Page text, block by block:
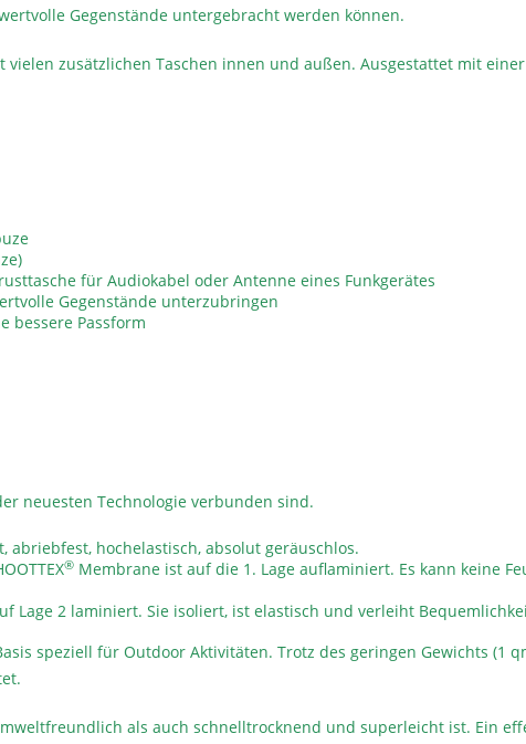
Gegenstände untergebracht werden können.
vielen zusätzlichen Taschen innen und außen. Ausgestattet mit
für Audiokabel oder Antenne eines Funkgerätes
Gegenstände unterzubringen
bessere Passform
neuesten Technologie verbunden sind.
abriebfest, hochelastisch, absolut geräuschlos.
® Membrane ist auf die 1. Lage auflaminiert. Es kann keine
Lage 2 laminiert. Sie isoliert, ist elastisch und verleiht
speziell für Outdoor Aktivitäten. Trotz des geringen Gewichts (1
als auch schnelltrocknend und superleicht ist. Ein